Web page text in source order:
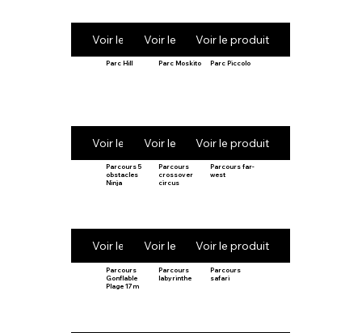
Voir le produitVoir le produitVoir le produit
Parc Hill
Voir le produit
Parc Moskito
Voir le produit
Parc Piccolo
Voir le produit
Parcours 5
obstacles
Ninja
Voir le produit
Parcours
crossover
circus
Voir le produit
Parcours far-
west
Voir le produit
Parcours
Gonflable
Plage 17m
Parcours
labyrinthe
Parcours
safari